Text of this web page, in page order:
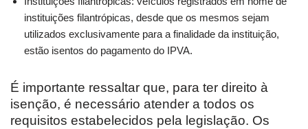
instituições filantrópicas, desde que os mesmos sejam
utilizados exclusivamente para a finalidade da instituição,
estão isentos do pagamento do IPVA.
É importante ressaltar que, para ter direito à
isenção, é necessário atender a todos os
requisitos estabelecidos pela legislação. Os